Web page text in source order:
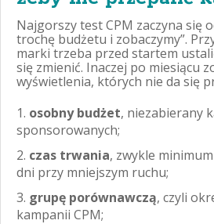
Najgorszy test CPM zaczyna się
trochę budżetu i zobaczymy”.
marki trzeba przed startem
się zmienić. Inaczej po miesiącu
wyświetlenia, których nie da się
osobny budżet, niezabierany
sponsorowanych;
czas trwania, zwykle
dni przy mniejszym ruchu;
grupę porównawczą, czyli
kampanii CPM;